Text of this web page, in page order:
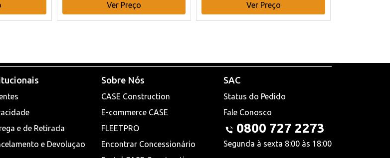
Ver Preço
Ver Preço
e de Retirada
e Devoluçao
Sobre Nós
CASE Construction
E-commerce CASE
FLEETPRO
Encontrar Concessionário
SAC
Status do Pedido
Fale Conosco
0800 727 2273
Segunda à sexta 8:00 às 18:00